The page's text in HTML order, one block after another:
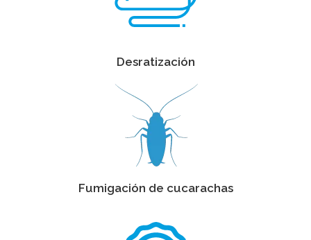
Desratización
Fumigación de cucarachas